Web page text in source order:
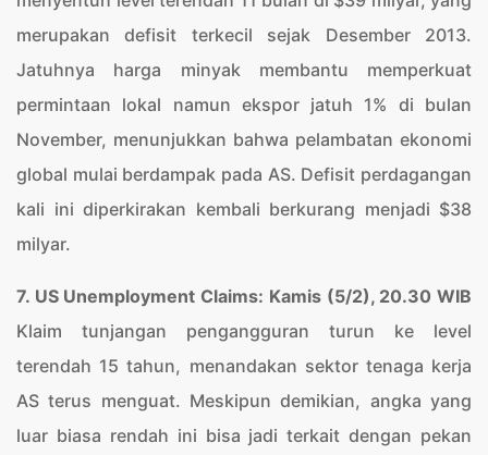
merupakan defisit terkecil sejak Desember 2013.
Jatuhnya harga minyak membantu memperkuat
permintaan lokal namun ekspor jatuh 1% di bulan
November, menunjukkan bahwa pelambatan ekonomi
global mulai berdampak pada AS. Defisit perdagangan
kali ini diperkirakan kembali berkurang menjadi $38
milyar.
7. US Unemployment Claims: Kamis (5/2), 20.30 WIB
Klaim tunjangan pengangguran turun ke level
terendah 15 tahun, menandakan sektor tenaga kerja
AS terus menguat. Meskipun demikian, angka yang
luar biasa rendah ini bisa jadi terkait dengan pekan